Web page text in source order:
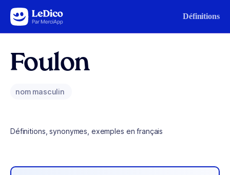
Aller au contenu Définitions
Foulon
nom masculin
Définitions, synonymes, exemples en français